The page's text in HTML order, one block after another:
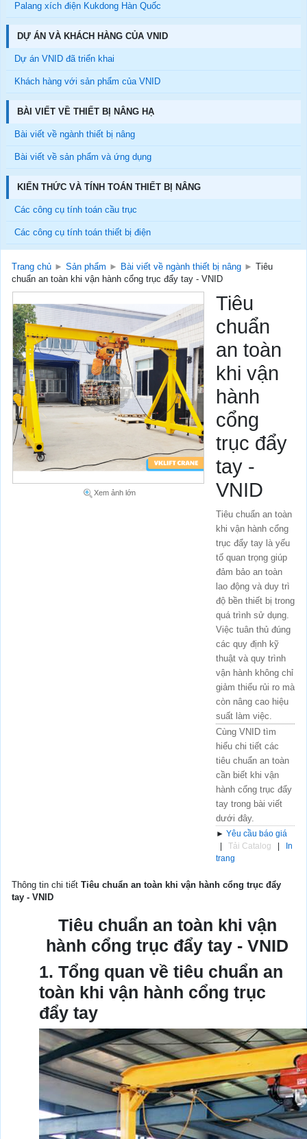
Palang xích điện Kukdong Hàn Quốc
DỰ ÁN VÀ KHÁCH HÀNG CỦA VNID
Dự án VNID đã triển khai
Khách hàng với sản phẩm của VNID
BÀI VIẾT VỀ THIẾT BỊ NÂNG HẠ
Bài viết về ngành thiết bị nâng
Bài viết về sản phẩm và ứng dụng
KIẾN THỨC VÀ TÍNH TOÁN THIẾT BỊ NÂNG
Các công cụ tính toán cầu trục
Các công cụ tính toán thiết bị điện
Trang chủ ► Sản phẩm ► Bài viết về ngành thiết bị nâng ► Tiêu
chuẩn an toàn khi vận hành cổng trục đẩy tay - VNID
Xem ảnh lớn
Tiêu
chuẩn
an toàn
khi vận
hành
cổng
trục đẩy
tay -
VNID
Tiêu chuẩn an toàn
khi vận hành cổng
trục đẩy tay là yếu
tố quan trọng giúp
đảm bảo an toàn
lao động và duy trì
độ bền thiết bị trong
quá trình sử dụng.
Việc tuân thủ đúng
các quy định kỹ
thuật và quy trình
vận hành không chỉ
giảm thiểu rủi ro mà
còn nâng cao hiệu
suất làm việc.
Cùng VNID tìm
hiểu chi tiết các
tiêu chuẩn an toàn
cần biết khi vận
hành cổng trục đẩy
tay trong bài viết
dưới đây.
► Yêu cầu báo giá
Tải Catalog
In
trang
Thông tin chi tiết Tiêu chuẩn an toàn khi vận hành cổng trục đẩy
tay - VNID
Tiêu chuẩn an toàn khi vận
hành cổng trục đẩy tay - VNID
1. Tổng quan về tiêu chuẩn an
toàn khi vận hành cổng trục
đẩy tay